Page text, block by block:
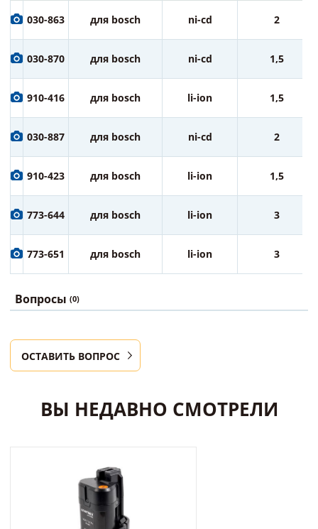
030-863 для bosch ni-cd 2
030-870 для bosch ni-cd 1,5
910-416 для bosch li-ion 1,5
030-887 для bosch ni-cd 2
910-423 для bosch li-ion 1,5
773-644 для bosch li-ion 3
773-651 для bosch li-ion 3
Вопросы (0)
ОСТАВИТЬ ВОПРОС
ВЫ НЕДАВНО СМОТРЕЛИ